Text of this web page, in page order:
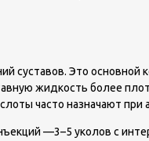
Это основной
жидкость более
часто назначают при
—3–5 уколов с